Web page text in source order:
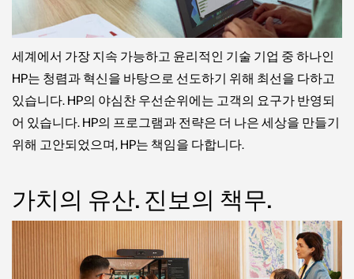
세계에서 가장 지속 가능하고 윤리적인 기술 기업 중 하나인
HP는 청렴과 혁신을 바탕으로 선도하기 위해 최선을 다하고
있습니다. HP의 야심찬 우선순위에는 고객의 요구가 반영되
어 있습니다. HP의 프로그램과 전략은 더 나은 세상을 만들기
위해 고안되었으며, HP는 책임을 다합니다.
가치의 유산. 진보의 책무.